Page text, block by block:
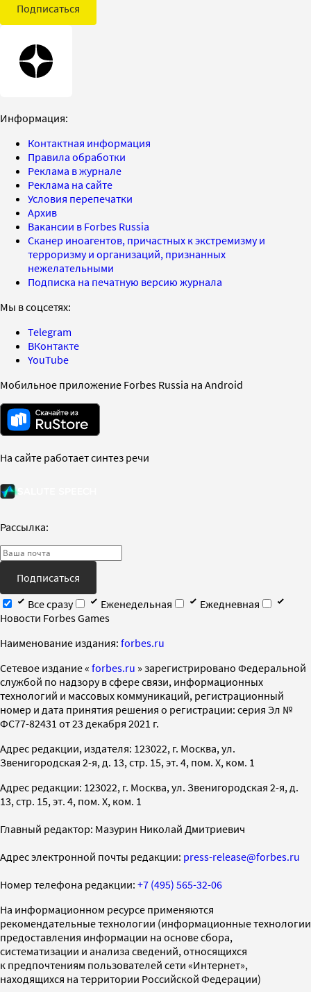
Подписаться
Информация:
Контактная информация
Правила обработки
Реклама в журнале
Реклама на сайте
Условия перепечатки
Архив
Вакансии в Forbes Russia
Сканер иноагентов, причастных к экстремизму и
терроризму и организаций, признанных
нежелательными
Подписка на печатную версию журнала
Мы в соцсетях:
Telegram
ВКонтакте
YouTube
Мобильное приложение Forbes Russia на Android
На сайте работает синтез речи
Рассылка:
Подписаться
Все сразу
Еженедельная
Ежедневная
Новости Forbes Games
Наименование издания: forbes.ru
Cетевое издание « forbes.ru » зарегистрировано Федеральной
службой по надзору в сфере связи, информационных
технологий и массовых коммуникаций, регистрационный
номер и дата принятия решения о регистрации: серия Эл №
ФС77-82431 от 23 декабря 2021 г.
Адрес редакции, издателя: 123022, г. Москва, ул.
Звенигородская 2-я, д. 13, стр. 15, эт. 4, пом. X, ком. 1
Адрес редакции: 123022, г. Москва, ул. Звенигородская 2-я, д.
13, стр. 15, эт. 4, пом. X, ком. 1
Главный редактор: Мазурин Николай Дмитриевич
Адрес электронной почты редакции: press-release@forbes.ru
Номер телефона редакции: +7 (495) 565-32-06
На информационном ресурсе применяются
рекомендательные технологии (информационные технологии
предоставления информации на основе сбора,
систематизации и анализа сведений, относящихся
к предпочтениям пользователей сети «Интернет»,
находящихся на территории Российской Федерации)